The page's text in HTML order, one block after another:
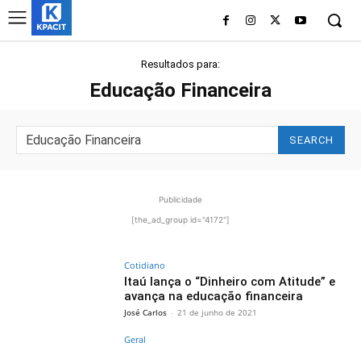
Resultados para:
Educação Financeira
SEARCH
Publicidade
[the_ad_group id="4172"]
Cotidiano
Itaú lança o “Dinheiro com Atitude” e
avança na educação financeira
José Carlos - 21 de junho de 2021
Geral